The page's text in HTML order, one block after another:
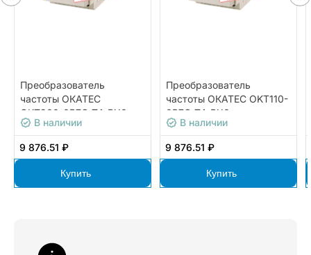
Преобразователь
частоты ОКАТЕС
OKT200-0R7G-T4-BX0
В наличии
9 876.51 ₽
Купить
Преобразователь
частоты ОКАТЕС OKT110-
0R7G-T4-BX0
В наличии
9 876.51 ₽
Купить